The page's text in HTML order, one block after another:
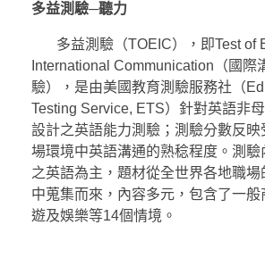
多益測驗─聽力
多益測驗（TOEIC），即Test of
International Communication（國際
驗），是由美國教育測驗服務社（
Testing Service, ETS）針對英語非
設計之英語能力測驗；測驗分數反
場環境中英語溝通的熟稔程度。測驗
之英語為主，題材從全世界各地職
中蒐集而來，內容多元，包含了一
遊及娛樂等14個情境。